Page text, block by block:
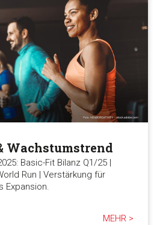
Wachstumstrend
Basic-Fit Bilanz Q1/25 |
Run | Verstärkung für
Expansion.
MEHR >